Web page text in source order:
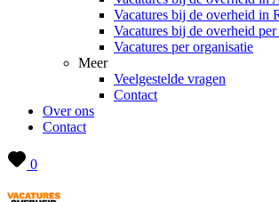
Vacatures bij de overheid in
Vacatures bij de overheid per
Vacatures per organisatie
Meer
Veelgestelde vragen
Contact
Over ons
Contact
0